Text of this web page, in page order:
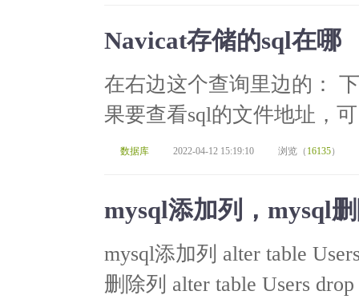
Navicat存储的sql在哪
在右边这个查询里边的：
果要查看sql的文件地址，
数据库 2022-04-12 15:19:10 浏览（ 16135）
mysql添加列，mysql
mysql添加列 alter table
删除列 alter table Users